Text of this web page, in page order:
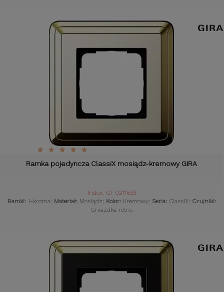
Ramka pojedyncza ClassiX mosiądz-kremowy GIRA
Index: GI-0211633
Ramki: 1-krotna; Materiał: Mosiądz; Kolor: Kremowy; Seria: ClassiX; Czujniki:
Gniazdka retro;